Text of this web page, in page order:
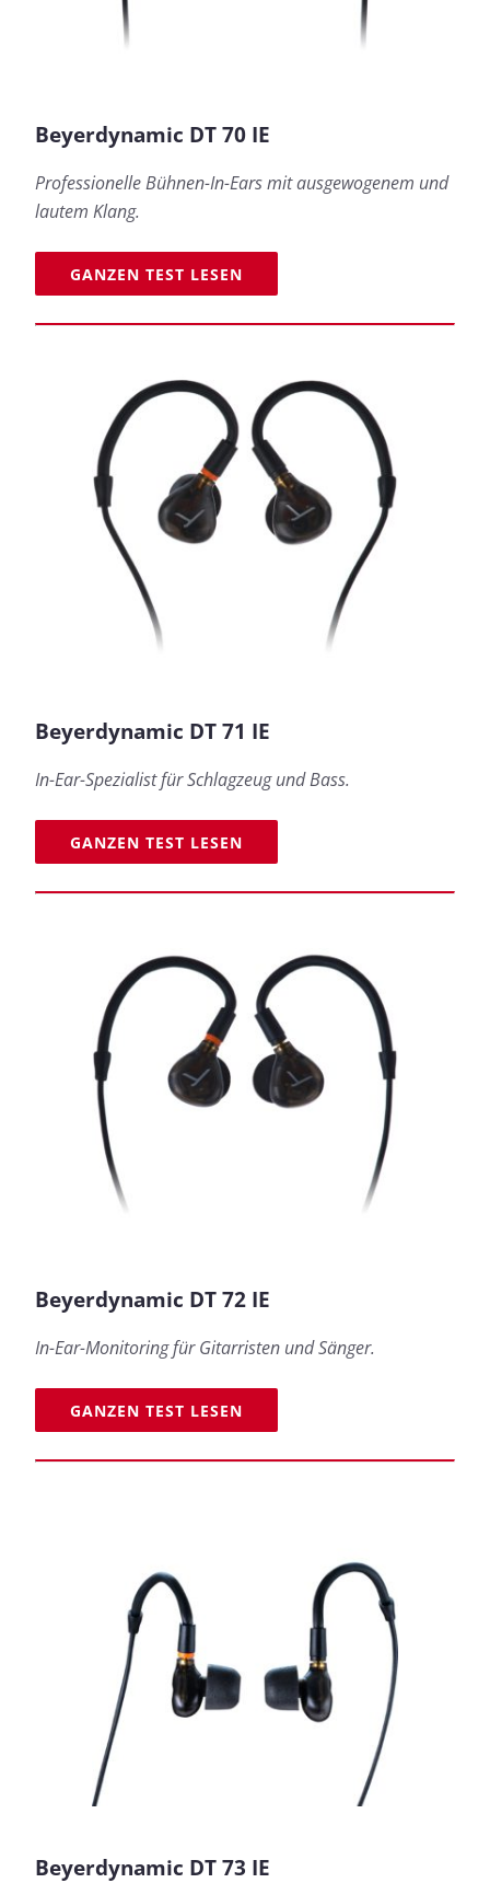
Beyerdynamic DT 70 IE
Professionelle Bühnen-In-Ears mit ausgewogenem und
lautem Klang.
GANZEN TEST LESEN
Beyerdynamic DT 71 IE
In-Ear-Spezialist für Schlagzeug und Bass.
GANZEN TEST LESEN
Beyerdynamic DT 72 IE
In-Ear-Monitoring für Gitarristen und Sänger.
GANZEN TEST LESEN
Beyerdynamic DT 73 IE